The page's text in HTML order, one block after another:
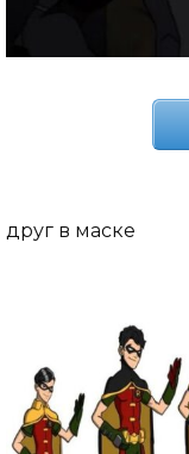
друг в маске